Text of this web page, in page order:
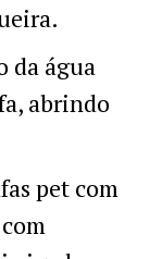
da água
abrindo
pet com